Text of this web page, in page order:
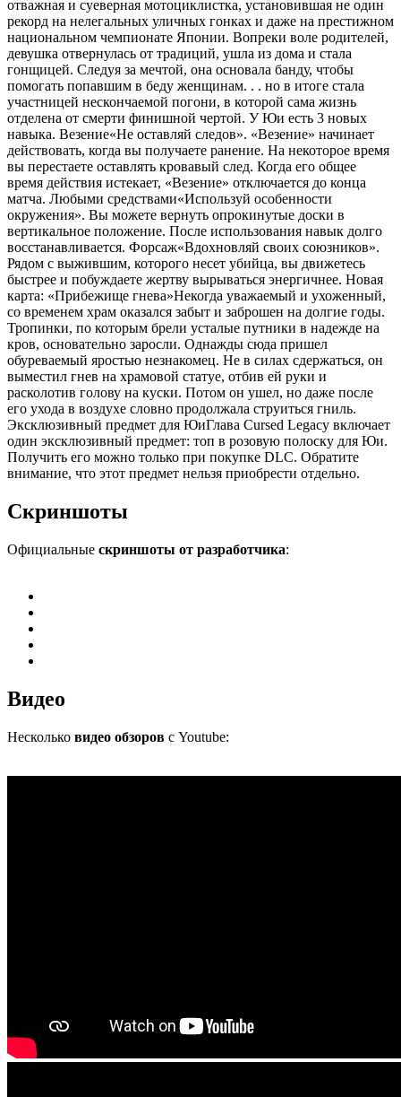
отважная и суеверная мотоциклистка, установившая не один
рекорд на нелегальных уличных гонках и даже на престижном
национальном чемпионате Японии. Вопреки воле родителей,
девушка отвернулась от традиций, ушла из дома и стала
гонщицей. Следуя за мечтой, она основала банду, чтобы
помогать попавшим в беду женщинам. . . но в итоге стала
участницей нескончаемой погони, в которой сама жизнь
отделена от смерти финишной чертой. У Юи есть 3 новых
навыка. Везение«Не оставляй следов». «Везение» начинает
действовать, когда вы получаете ранение. На некоторое время
вы перестаете оставлять кровавый след. Когда его общее
время действия истекает, «Везение» отключается до конца
матча. Любыми средствами«Используй особенности
окружения». Вы можете вернуть опрокинутые доски в
вертикальное положение. После использования навык долго
восстанавливается. Форсаж«Вдохновляй своих союзников».
Рядом с выжившим, которого несет убийца, вы движетесь
быстрее и побуждаете жертву вырываться энергичнее. Новая
карта: «Прибежище гнева»Некогда уважаемый и ухоженный,
со временем храм оказался забыт и заброшен на долгие годы.
Тропинки, по которым брели усталые путники в надежде на
кров, основательно заросли. Однажды сюда пришел
обуреваемый яростью незнакомец. Не в силах сдержаться, он
выместил гнев на храмовой статуе, отбив ей руки и
расколотив голову на куски. Потом он ушел, но даже после
его ухода в воздухе словно продолжала струиться гниль.
Эксклюзивный предмет для ЮиГлава Cursed Legacy включает
один эксклюзивный предмет: топ в розовую полоску для Юи.
Получить его можно только при покупке DLC. Обратите
внимание, что этот предмет нельзя приобрести отдельно.
Скриншоты
Официальные скриншоты от разработчика:
Видео
Несколько видео обзоров с Youtube: